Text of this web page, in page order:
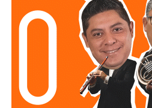
es que no cumplieron con
requisitos “, declaró.
Martínez Acosta señaló quela
disposición para que Uber
y pueda operar conforme a la
exista una postura de